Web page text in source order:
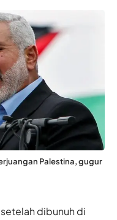
Palestina, gugur
dibunuh di